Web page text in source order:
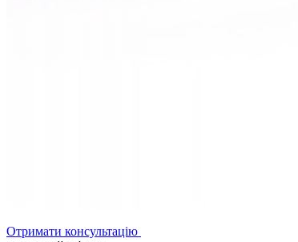
Отримати консультацію